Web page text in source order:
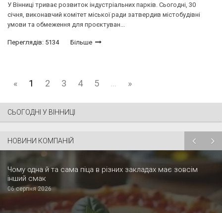
У Вінниці триває розвиток індустріальних парків. Сьогодні, 30
січня, виконавчий комітет міської ради затвердив містобудівні
умови та обмеження для проєктуван...
Переглядів: 5134 Більше
« 1 2 3 4 5 ... »
СЬОГОДНІ У ВІННИЦІ
НОВИНИ КОМПАНІЙ
Чому одна й та сама піца в різних закладах має зовсім
інший смак
06 серпня 2026